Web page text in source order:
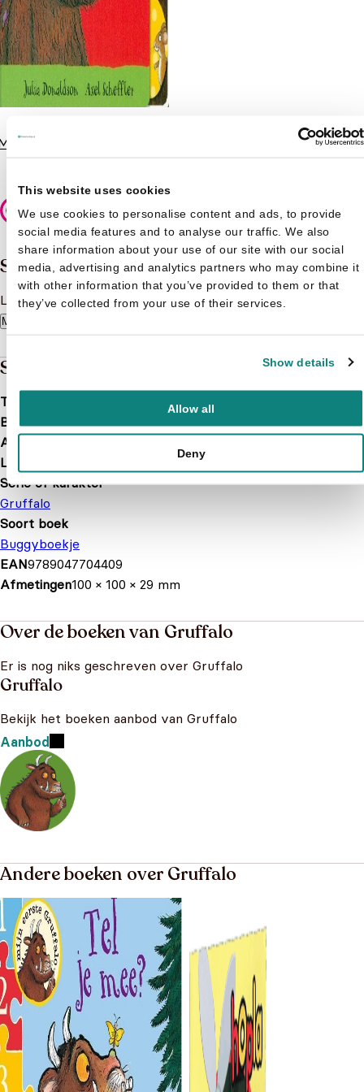
This website uses cookies
We use cookies to personalise content and ads, to provide
social media features and to analyse our traffic. We also
share information about your use of our site with our social
media, advertising and analytics partners who may combine it
with other information that you’ve provided to them or that
they’ve collected from your use of their services.
Show details
Allow all
Deny
eerste Gruffalo - Zie
zeg €8,99
Veilig betalen
Samenvatting
Lemniscaat Hallo Gruffalo! (buggyboekje).
Meer lezen
Specificaties
Taal
BindwijzeKartonboek
Aantal pagina's
Leeftijd
Serie of karakter
Gruffalo
Soort boek
Buggyboekje
EAN9789047704409
Afmetingen100 × 100 × 29 mm
Over de boeken van Gruffalo
Er is nog niks geschreven over Gruffalo
Gruffalo
Bekijk het boeken aanbod van Gruffalo
Aanbod
Andere boeken over Gruffalo